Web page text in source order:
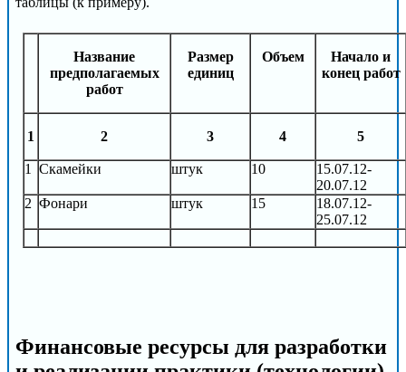
Название
предполагаемых
работ
Размер
единиц
Объем
Начало и
конец работ
1 2 3 4 5
1 Скамейки штук 10
15.07.12-
20.07.12
2 Фонари штук 15
18.07.12-
25.07.12
Финансовые ресурсы для разработки